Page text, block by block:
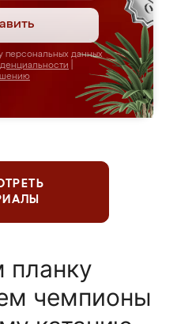
персональных данных
чемпионы